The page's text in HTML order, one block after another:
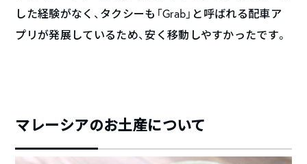
した経験がなく、タクシーも「Grab」と呼ばれる配車ア
プリが発展しているため、安く移動しやすかったです。
マレーシアのお土産について